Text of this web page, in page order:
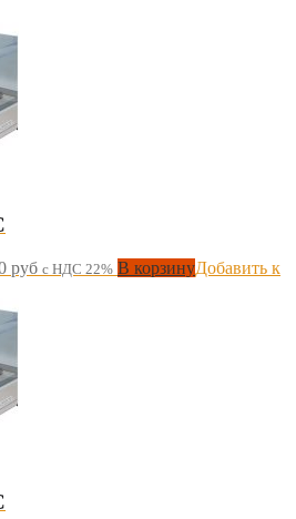
руб с НДС 22% В корзинуДобавить к